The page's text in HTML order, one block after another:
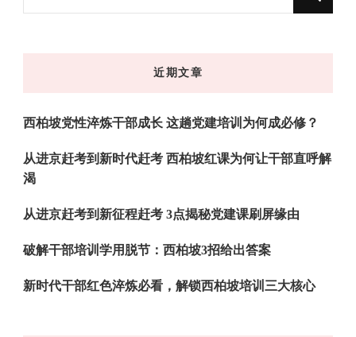
什
近期文章
西柏坡党性淬炼干部成长 这趟党建培训为何成必修？
从进京赶考到新时代赶考 西柏坡红课为何让干部直呼解
渴
从进京赶考到新征程赶考 3点揭秘党建课刷屏缘由
破解干部培训学用脱节：西柏坡3招给出答案
新时代干部红色淬炼必看，解锁西柏坡培训三大核心